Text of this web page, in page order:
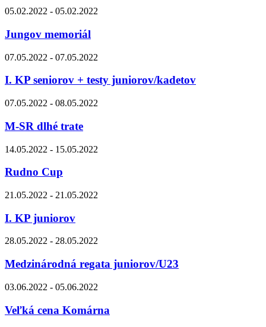
05.02.2022 - 05.02.2022
Jungov memoriál
07.05.2022 - 07.05.2022
I. KP seniorov + testy juniorov/kadetov
07.05.2022 - 08.05.2022
M-SR dlhé trate
14.05.2022 - 15.05.2022
Rudno Cup
21.05.2022 - 21.05.2022
I. KP juniorov
28.05.2022 - 28.05.2022
Medzinárodná regata juniorov/U23
03.06.2022 - 05.06.2022
Veľká cena Komárna